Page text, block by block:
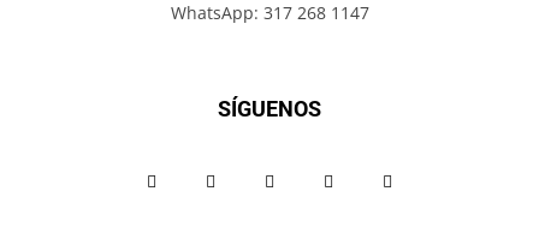
WhatsApp: 317 268 1147
SÍGUENOS